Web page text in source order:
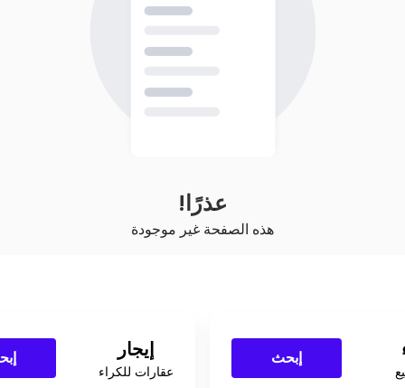
عذرًا!
هذه الصفحة غير موجودة
إبحث إيجار
عقارات للكراء